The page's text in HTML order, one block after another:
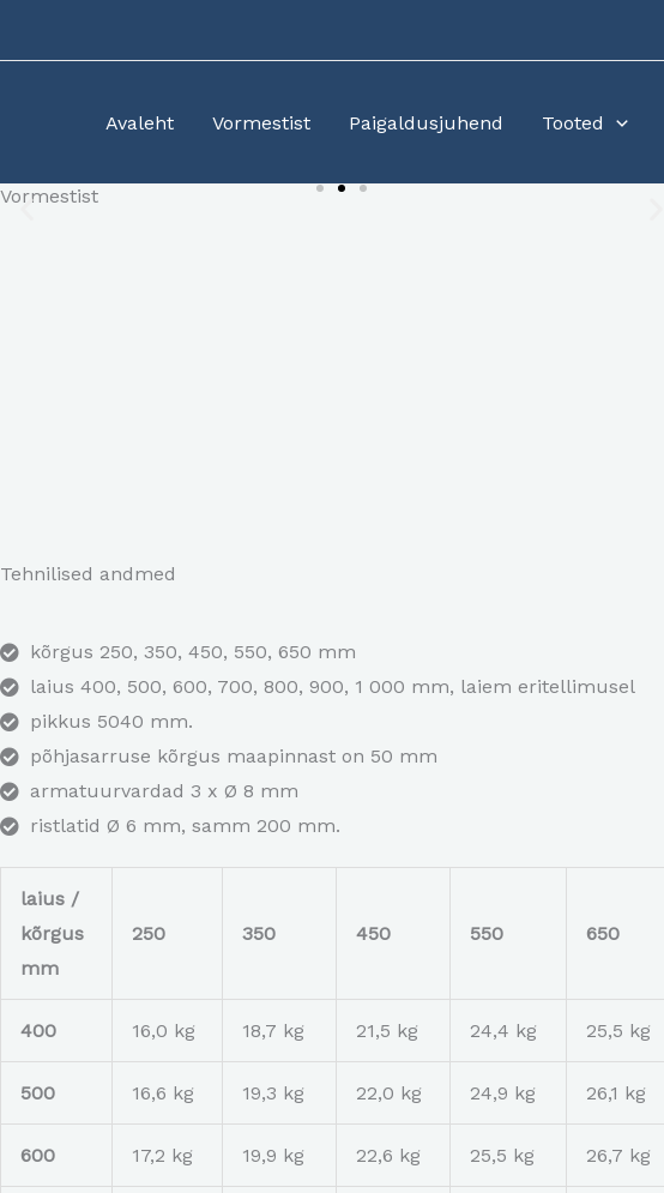
Avaleht Vormestist Paigaldusjuhend Tooted
Vormestist
Tehnilised andmed
kõrgus 250, 350, 450, 550, 650 mm
laius 400, 500, 600, 700, 800, 900, 1 000 mm, laiem eritellimusel
pikkus 5040 mm.
põhjasarruse kõrgus maapinnast on 50 mm
armatuurvardad 3 x Ø 8 mm
ristlatid Ø 6 mm, samm 200 mm.
laius /
kõrgus
mm
250 350 450 550 650
400 16,0 kg 18,7 kg 21,5 kg 24,4 kg 25,5 kg
500 16,6 kg 19,3 kg 22,0 kg 24,9 kg 26,1 kg
600 17,2 kg 19,9 kg 22,6 kg 25,5 kg 26,7 kg